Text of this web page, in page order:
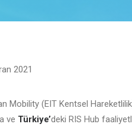
2021
Mobility (EIT Kentsel
ve Türkiye’deki RIS Hub